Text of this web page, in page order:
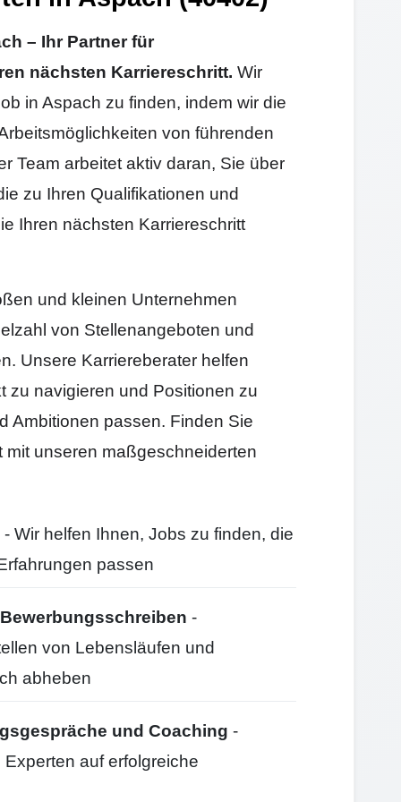
– Ihr Partner für
nächsten Karriereschritt. Wir
in Aspach zu finden, indem wir die
von führenden
Team arbeitet aktiv daran, Sie über
zu Ihren Qualifikationen und
Ihren nächsten Karriereschritt
und kleinen Unternehmen
von Stellenangeboten und
Unsere Karriereberater helfen
zu navigieren und Positionen zu
Ambitionen passen. Finden Sie
unseren maßgeschneiderten
- Wir helfen Ihnen, Jobs zu finden, die
passen
-
von Lebensläufen und
abheben
und Coaching -
auf erfolgreiche